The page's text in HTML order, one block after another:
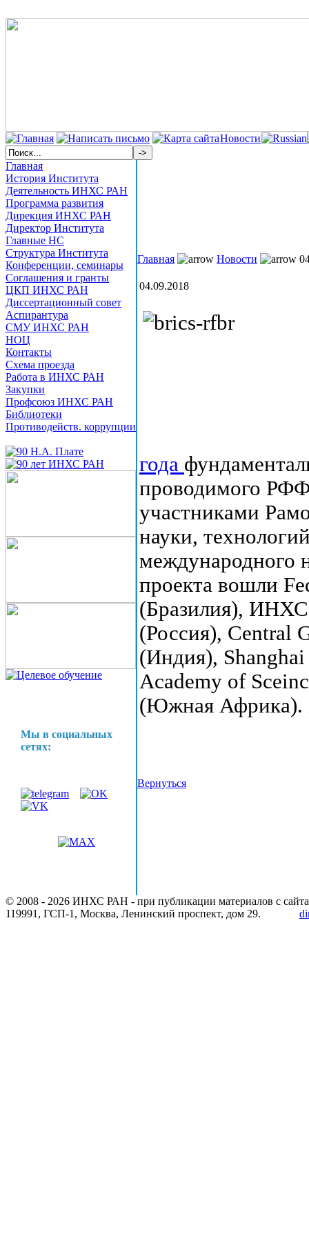
Новости
Главная
История Института
Деятельность ИНХС РАН
Программа развития
Дирекция ИНХС РАН
Директор Института
Главные НС
Структура Института
Конференции, семинары
Соглашения и гранты
ЦКП ИНХС РАН
Диссертационный совет
Аспирантура
СМУ ИНХС РАН
НОЦ
Контакты
Схема проезда
Работа в ИНХС РАН
Закупки
Профсоюз ИНХС РАН
Библиотеки
Противодейств. коррупции
Мы в социальных
сетях:
Главная Новости
04.09.2018
года
проводимого
участниками
науки,
международного
проекта вошли
(Бразилия),
(Россия), Central
(Индия),
Academy of
(Южная Африка).
Вернуться
© 2008 - 2026 ИНХС РАН - при публикации материалов с сайта
119991, ГСП-1, Москва, Ленинский проспект, дом 29.